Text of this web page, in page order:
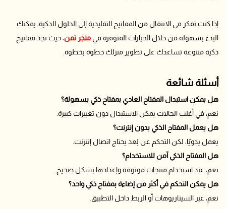
إذا كنت تفكر في الانتقال من المفاتيح التقليدية إلى الحلول الذكية، يمكنك
البدء بسهولة من خلال الخيارات المتوفرة في متجر تمن، حيث تجد مفاتيح
ذكية متنوعة تساعدك على تطوير منزلك خطوة بخطوة.
أسئلة شائعة
هل يمكن استبدال المفتاح العادي بمفتاح ذكي بسهولة؟
نعم، في أغلب الحالات يمكن الاستبدال دون تغييرات كبيرة.
هل يعمل المفتاح الذكي بدون إنترنت؟
يعمل يدويًا، لكن التحكم عن بُعد يحتاج اتصال إنترنت.
هل المفتاح الذكي آمن للاستخدام؟
نعم، عند استخدام منتجات موثوقة وإعدادها بشكل صحيح.
هل يمكن التحكم في أكثر من إضاءة بمفتاح ذكي واحد؟
نعم، عبر السيناريوهات أو الربط داخل التطبيق.